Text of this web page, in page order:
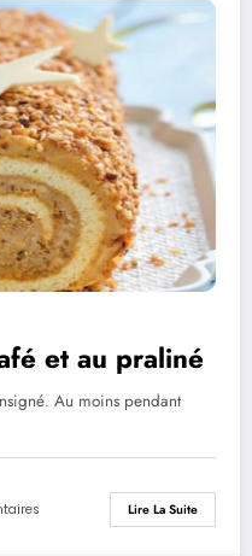
et au praliné
Au moins pendant
Lire La Suite